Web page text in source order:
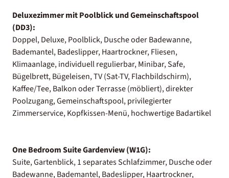
Deluxezimmer mit Poolblick und Gemeinschaftspool
(DD3):
Doppel, Deluxe, Poolblick, Dusche oder Badewanne,
Bademantel, Badeslipper, Haartrockner, Fliesen,
Klimaanlage, individuell regulierbar, Minibar, Safe,
Bügelbrett, Bügeleisen, TV (Sat-TV, Flachbildschirm),
Kaffee/Tee, Balkon oder Terrasse (möbliert), direkter
Poolzugang, Gemeinschaftspool, privilegierter
Zimmerservice, Kopfkissen-Menü, hochwertige Badartikel
One Bedroom Suite Gardenview (W1G):
Suite, Gartenblick, 1 separates Schlafzimmer, Dusche oder
Badewanne, Bademantel, Badeslipper, Haartrockner,